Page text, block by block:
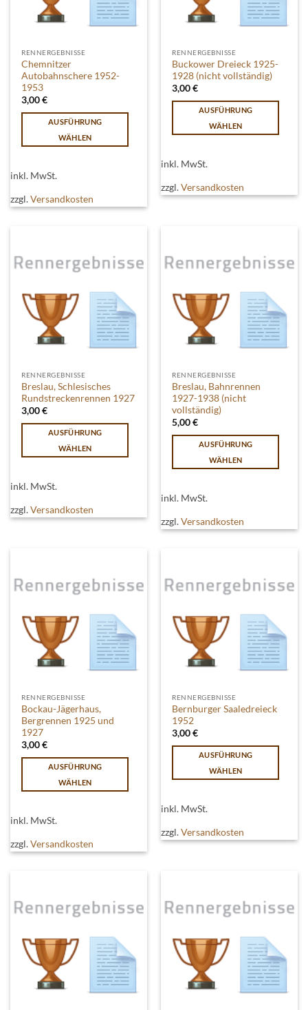
gewählt
werden
gewählt
werden
RENNERGEBNISSE
Chemnitzer
Autobahnschere 1952-
1953
3,00€
AUSFÜHRUNG
WÄHLEN
weist
mehrere
Varianten
Optionen
können
der
Produktseite
gewählt
werden
inkl. MwSt.
zzgl.Versandkosten
RENNERGEBNISSE
Buckower Dreieck 1925-
1928 (nicht vollständig)
3,00€
AUSFÜHRUNG
WÄHLEN
weist
mehrere
Varianten
können
auf
Produktseite
gewählt
werden
inkl. MwSt.
zzgl.Versandkosten
RENNERGEBNISSE
Breslau, Schlesisches
Rundstreckenrennen 1927
3,00€
AUSFÜHRUNG
WÄHLEN
weist
mehrere
Varianten
können
auf
Produktseite
gewählt
werden
inkl. MwSt.
zzgl.Versandkosten
RENNERGEBNISSE
Breslau, Bahnrennen
1927-1938 (nicht
vollständig)
5,00€
AUSFÜHRUNG
WÄHLEN
weist
mehrere
Varianten
Optionen
können
der
Produktseite
gewählt
werden
inkl. MwSt.
zzgl.Versandkosten
RENNERGEBNISSE
Bockau-Jägerhaus,
Bergrennen 1925 und
1927
3,00€
AUSFÜHRUNG
WÄHLEN
weist
mehrere
Varianten
Optionen
können
der
Produktseite
gewählt
werden
inkl. MwSt.
zzgl.Versandkosten
RENNERGEBNISSE
Bernburger Saaledreieck
1952
3,00€
AUSFÜHRUNG
WÄHLEN
weist
mehrere
Varianten
können
auf
Produktseite
gewählt
werden
inkl. MwSt.
zzgl.Versandkosten